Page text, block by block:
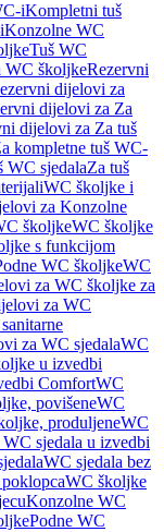
iKompletni tuš
Konzolne WC
Tuš WC
WC školjkeRezervni
dijelovi za
dijelovi za Za
dijelovi za Za tuš
kompletne tuš WC-
WC sjedalaZa tuš
WC školjke i
za Konzolne
školjkeWC školjke
s funkcijom
WC školjkeWC
za WC školjke za
za WC
za WC sjedalaWC
u izvedbi
ComfortWC
povišeneWC
produljeneWC
sjedala u izvedbi
WC sjedala bez
WC školjke
Konzolne WC
Podne WC